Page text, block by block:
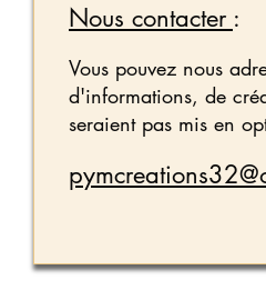
Nous contacter :
Vous pouvez nous
d'informations, de
seraient pas mis en